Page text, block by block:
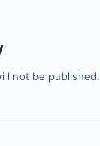
not be published.